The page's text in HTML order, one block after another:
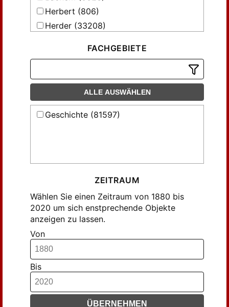
Eichmann, Eduard (264)
Ewig, Eugen (112)
Fenske, Hans (173)
Finke, Heinrich (158)
Freys, E. (2153)
Freys, E.; Jansen, Max (825)
Freys, E.; Weiß, Jos. (330)
Freys, E.; Weiß, Josef (388)
Funk (313)
Glaser, Hubert (110)
Gotthard, Axel (109)
Gottlob, A. (179)
Gottlob, Adolf (102)
Grauert, Hermann (744)
Günter, Heinrich (154)
Heckel, Rudolf von (98)
Hellmann, Manfred (163)
Herbert (806)
Herder (33208)
Theissing (1868)
FACHGEBIETE
ALLE AUSWÄHLEN
Geschichte (81597)
ZEITRAUM
Wählen Sie einen Zeitraum von 1880 bis
2020 um sich enstprechende Objekte
anzeigen zu lassen.
Von
Bis
ÜBERNEHMEN